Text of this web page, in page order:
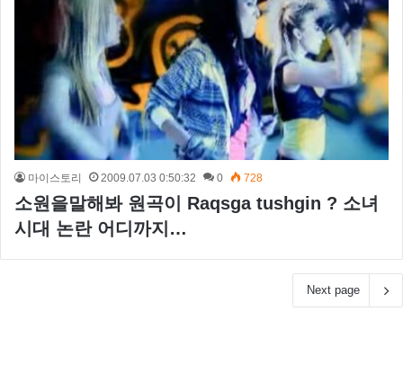
마이스토리 2009.07.03 0:50:32 0 728
소원을말해봐 원곡이 Raqsga tushgin ? 소녀
시대 논란 어디까지…
Next page